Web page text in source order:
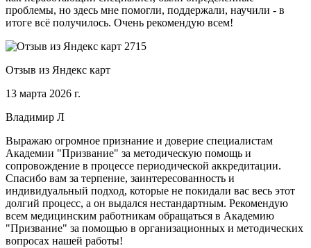
проблемы, но здесь мне помогли, поддержали, научили - в
итоге всё получилось. Очень рекомендую всем!
Отзыв из Яндекс карт
13 марта 2026 г.
Владимир Л
Выражаю огромное признание и доверие специалистам
Академии "Призвание" за методическую помощь и
сопровождение в процессе периодической аккредитации.
Спасибо вам за терпение, заинтересованность и
индивидуальный подход, которые не покидали вас весь этот
долгий процесс, а он выдался нестандартным. Рекомендую
всем медицинским работникам обращаться в Академию
"Призвание" за помощью в организационных и методических
вопросах нашей работы!